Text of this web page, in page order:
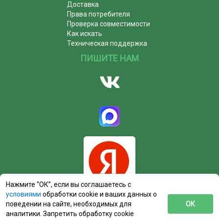
Доставка
Права потребителя
Проверка совместимости
Как искать
Техническая поддержка
ПИШИТЕ НАМ
Нажмите “ОК”, если вы соглашаетесь с
условиями обработки cookie и ваших данных о
поведении на сайте, необходимых для
аналитики. Запретить обработку cookie
ОК